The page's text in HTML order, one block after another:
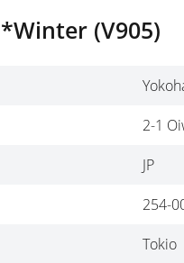
(V905)
2-1
JP
254-
Tokio